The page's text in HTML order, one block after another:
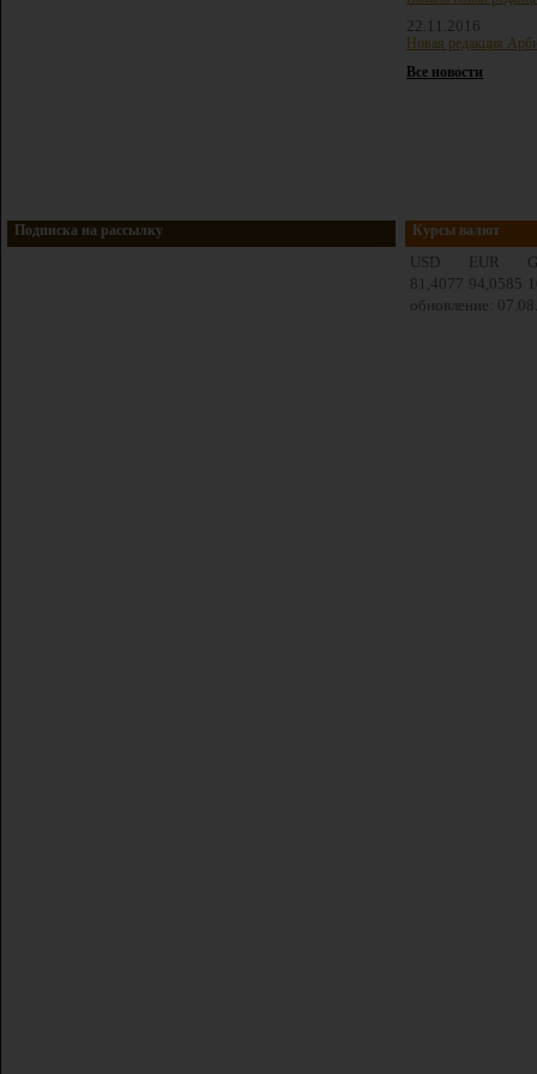
22.11.2016
Новая редакция
Все новости
Подписка на рассылку Курсы валют
USD EUR
81,4077 94,0585
обновление: